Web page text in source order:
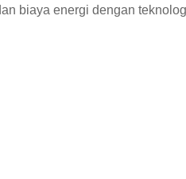
biaya energi dengan